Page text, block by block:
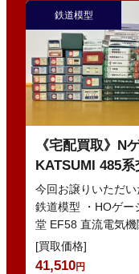
鉄道模型
《宅配買取》N
KATSUMI 485系
流特急型電車 な
鉄道模型
今回お譲りいただい
鉄道模型 ・HOゲー
堂 EF58 直流電気機
・Nゲージ KATO 10-
285系0番…
[買取価格]
41,510円